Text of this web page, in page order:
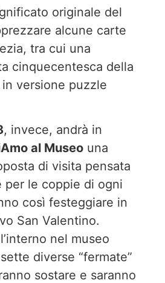
originale del
alcune carte
tra cui una
cinquecentesca della
versione puzzle
, invece, andrà in
al Museo una
di visita pensata
per le coppie di ogni
così festeggiare in
San Valentino.
nel museo
diverse “fermate”
sostare e saranno